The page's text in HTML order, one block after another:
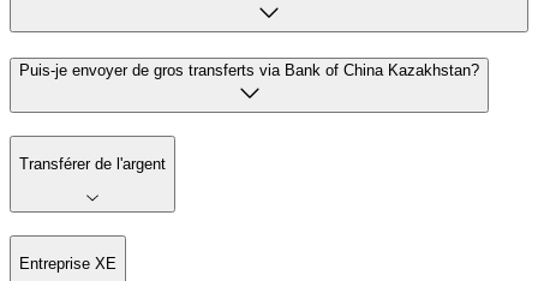
Puis-je envoyer de gros transferts via Bank of China Kazakhstan?
Transférer de l'argent
Entreprise XE